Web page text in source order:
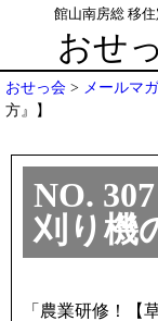
館山南房総 移
おせ
おせっ会 > メールマ
方』】
NO.
刈り機
「農業研修！【